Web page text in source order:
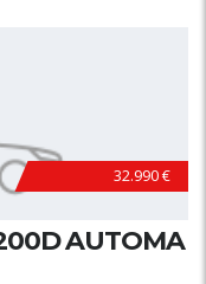
32.990 €
AUTOMA